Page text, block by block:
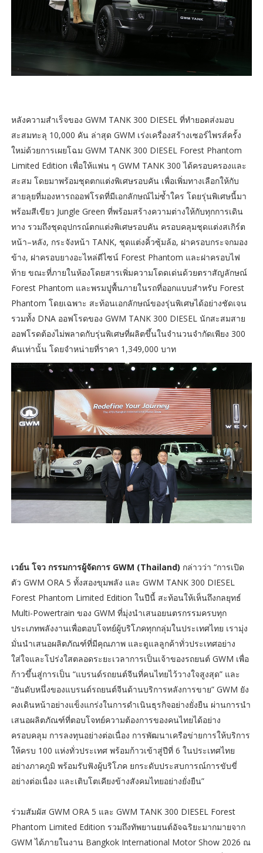
หลังความสำเร็จของ GWM TANK 300 DIESEL ที่ทำยอดส่งมอบ
สะสมทะลุ 10,000 คัน ล่าสุด GWM เร่งเครื่องสร้างเซอร์ไพรส์ครั้ง
ใหม่ด้วยการเผยโฉม GWM TANK 300 DIESEL Forest Phantom
Limited Edition เพื่อให้แฟน ๆ GWM TANK 300 ได้ครอบครองและ
สะสม โดยมาพร้อมชุดตกแต่งพิเศษรอบคัน เพื่อเพิ่มทางเลือกให้กับ
สายลุยที่มองหารถออฟโรดที่มีเอกลักษณ์ไม่ซ้ำใคร โดยรุ่นพิเศษนี้มา
พร้อมสีเขียว Jungle Green ที่พร้อมสร้างความต่างให้กับทุกการเดิน
ทาง รวมถึงชุดอุปกรณ์ตกแต่งพิเศษรอบคัน ครอบคลุมชุดแต่งสเกิร์ต
หน้า–หลัง, กระจังหน้า TANK, ชุดแต่งคิ้วซุ้มล้อ, ฝาครอบกระจกมอง
ข้าง, ฝาครอบยางอะไหล่ดีไซน์ Forest Phantom และฝาครอบไฟ
ท้าย ขณะที่ภายในห้องโดยสารเพิ่มความโดดเด่นด้วยตราสัญลักษณ์
Forest Phantom และพรมปูพื้นภายในรถที่ออกแบบสำหรับ Forest
Phantom โดยเฉพาะ สะท้อนเอกลักษณ์ของรุ่นพิเศษได้อย่างชัดเจน
รวมทั้ง DNA ออฟโรดของ GWM TANK 300 DIESEL นักสะสมสาย
ออฟโรดต้องไม่พลาดกับรุ่นพิเศษที่ผลิตขึ้นในจำนวนจำกัดเพียง 300
คันเท่านั้น โดยจำหน่ายที่ราคา 1,349,000 บาท
เวย์น โจว กรรมการผู้จัดการ GWM (Thailand) กล่าวว่า “การเปิด
ตัว GWM ORA 5 ทั้งสองขุมพลัง และ GWM TANK 300 DIESEL
Forest Phantom Limited Edition ในปีนี้ สะท้อนให้เห็นถึงกลยุทธ์
Multi-Powertrain ของ GWM ที่มุ่งนำเสนอยนตรกรรมครบทุก
ประเภทพลังงานเพื่อตอบโจทย์ผู้บริโภคทุกกลุ่มในประเทศไทย เรามุ่ง
มั่นนำเสนอผลิตภัณฑ์ที่มีคุณภาพ และดูแลลูกค้าทั่วประเทศอย่าง
ใส่ใจและโปร่งใสตลอดระยะเวลาการเป็นเจ้าของรถยนต์ GWM เพื่อ
ก้าวขึ้นสู่การเป็น “แบรนด์รถยนต์จีนที่คนไทยไว้วางใจสูงสุด” และ
“อันดับหนึ่งของแบรนด์รถยนต์จีนด้านบริการหลังการขาย” GWM ยัง
คงเดินหน้าอย่างแข็งแกร่งในการดำเนินธุรกิจอย่างยั่งยืน ผ่านการนำ
เสนอผลิตภัณฑ์ที่ตอบโจทย์ความต้องการของคนไทยได้อย่าง
ครอบคลุม การลงทุนอย่างต่อเนื่อง การพัฒนาเครือข่ายการให้บริการ
ให้ครบ 100 แห่งทั่วประเทศ พร้อมก้าวเข้าสู่ปีที่ 6 ในประเทศไทย
อย่างภาคภูมิ พร้อมรับฟังผู้บริโภค ยกระดับประสบการณ์การขับขี่
อย่างต่อเนื่อง และเติบโตเคียงข้างสังคมไทยอย่างยั่งยืน”
ร่วมสัมผัส GWM ORA 5 และ GWM TANK 300 DIESEL Forest
Phantom Limited Edition รวมถึงทัพยานยนต์อัจฉริยะมากมายจาก
GWM ได้ภายในงาน Bangkok International Motor Show 2026 ณ